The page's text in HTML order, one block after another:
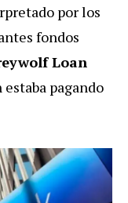
por los
fondos
Loan
pagando